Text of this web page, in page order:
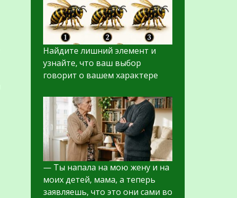
Найдите лишний элемент и
узнайте, что ваш выбор
говорит о вашем характере
— Ты напала на мою жену и на
моих детей, мама, а теперь
заявляешь, что это они сами во